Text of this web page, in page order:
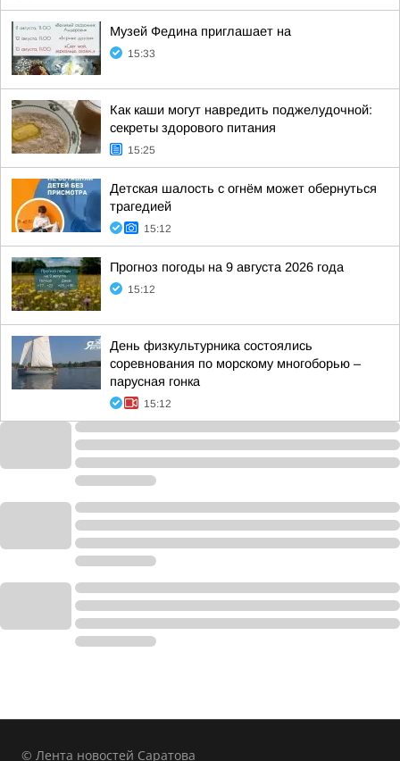
Музей Федина приглашает на
15:33
Как каши могут навредить поджелудочной:
секреты здорового питания
15:25
Детская шалость с огнём может обернуться
трагедией
15:12
Прогноз погоды на 9 августа 2026 года
15:12
День физкультурника состоялись
соревнования по морскому многоборью –
парусная гонка
15:12
© Лента новостей Саратова